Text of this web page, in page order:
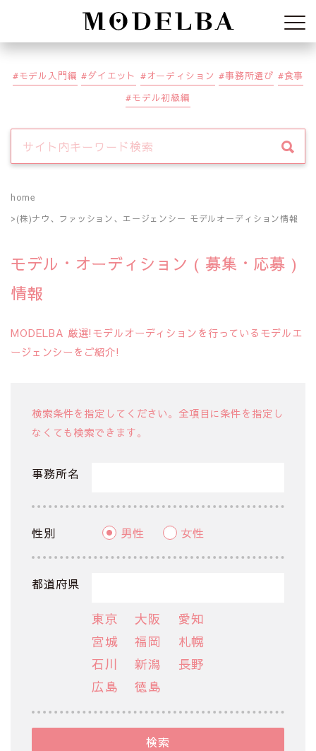
Modelba
モデル入門編 ダイエット オーディション 事務所選び
食事
モデル初級編
home
(株)ナウ、ファッション、エージェンシー モデルオーディション情報
モデル・オーディション ( 募集・応募 )
情報
MODELBA 厳選!モデルオーディションを行っているモデルエ
ージェンシーをご紹介!
検索条件を指定してください。全項目に条件を指定し
なくても検索できます。
事務所名
性別 男性 女性
都道府県
東京 大阪
愛知
宮城
福岡
札幌
石川
新潟
長野
広島
徳島
検索